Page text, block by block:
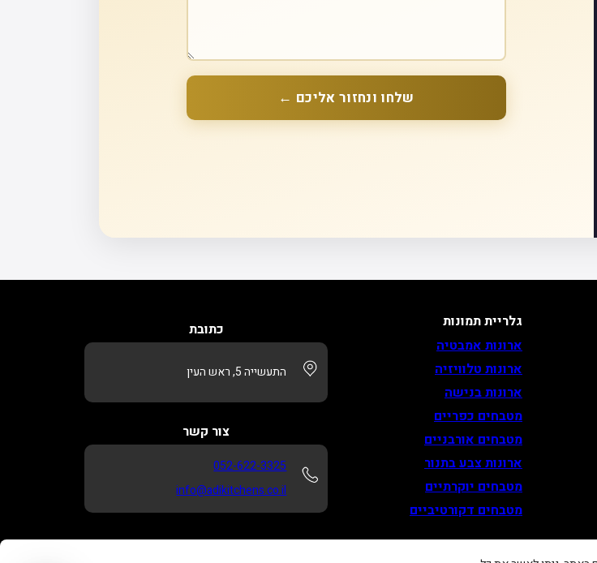
שלחו ונחזור אליכם ←
גלריית תמונות
ארונות אמבטיה
ארונות טלוויזיה
ארונות בנישה
מטבחים כפריים
מטבחים אורבניים
ארונות צבע בתנור
מטבחים יוקרתיים
מטבחים דקורטיביים
כתובת
התעשייה 5, ראש העין
צור קשר
052-622-3325
info@adikitchens.co.il